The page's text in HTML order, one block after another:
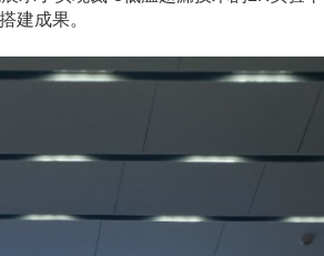
建成果。